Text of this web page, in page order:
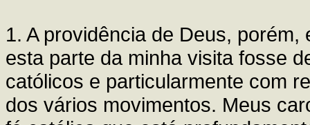
1. A providência de Deus,
esta parte da minha visita fosse
católicos e particularmente com
dos vários movimentos. Meus